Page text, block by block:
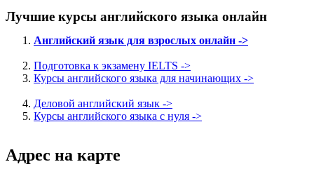
Лучшие курсы английского языка онлайн
Английский язык для взрослых онлайн ->
Подготовка к экзамену IELTS ->
Курсы английского языка для начинающих ->
Деловой английский язык ->
Курсы английского языка с нуля ->
Адрес на карте